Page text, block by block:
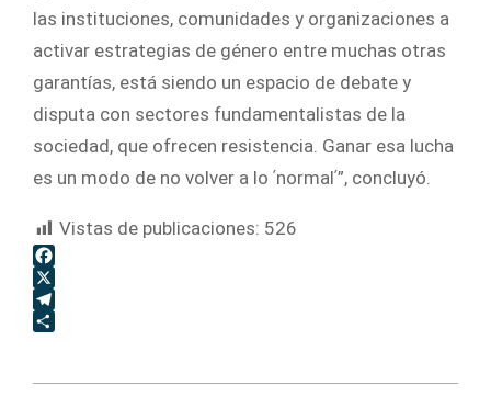
las instituciones, comunidades y organizaciones a
activar estrategias de género entre muchas otras
garantías, está siendo un espacio de debate y
disputa con sectores fundamentalistas de la
sociedad, que ofrecen resistencia. Ganar esa lucha
es un modo de no volver a lo ʹnormalʹ”, concluyó.
Vistas de publicaciones: 526
Facebook
X
Telegram